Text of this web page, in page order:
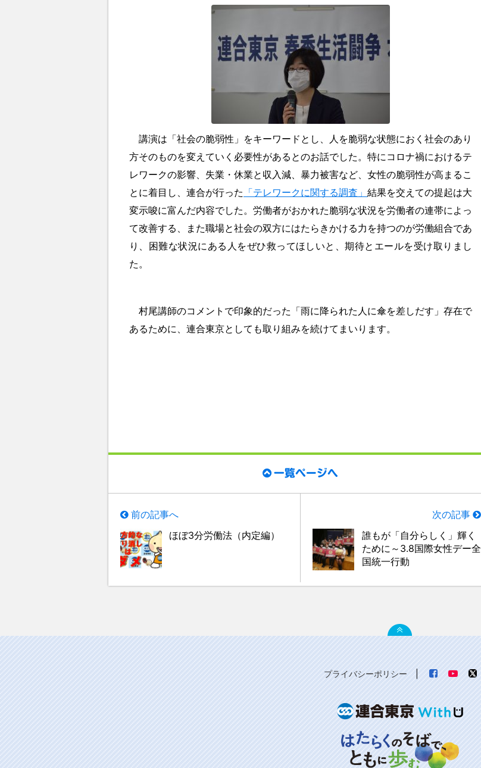
講演は「社会の脆弱性」をキーワードとし、人を脆弱な状態におく社会のあり
方そのものを変えていく必要性があるとのお話でした。特にコロナ禍におけるテ
レワークの影響、失業・休業と収入減、暴力被害など、女性の脆弱性が高まるこ
とに着目し、連合が行った 「テレワークに関する調査」 結果を交えての提起は大
変示唆に富んだ内容でした。労働者がおかれた脆弱な状況を労働者の連帯によっ
て改善する、また職場と社会の双方にはたらきかける力を持つのが労働組合であ
り、困難な状況にある人をぜひ救ってほしいと、期待とエールを受け取りまし
た。
村尾講師のコメントで印象的だった「雨に降られた人に傘を差しだす」存在で
あるために、連合東京としても取り組みを続けてまいります。
一覧ページへ
前の記事へ
ほぼ3分労働法（内定編）
次の記事
誰もが「自分らしく」輝く
ために～3.8国際女性デー全
国統一行動
プライバシーポリシー